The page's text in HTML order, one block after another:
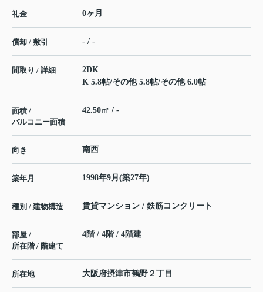
礼金 0ヶ月
償却 / 敷引 - / -
間取り / 詳細
2DK
K 5.8帖/その他 5.8帖/その他 6.0帖
面積 /
バルコニー面積
42.50㎡ / -
向き 南西
築年月 1998年9月(築27年)
種別 / 建物構造 賃貸マンション / 鉄筋コンクリート
部屋 /
所在階 / 階建て
4階 / 4階 / 4階建
所在地 大阪府摂津市鶴野 ２丁目